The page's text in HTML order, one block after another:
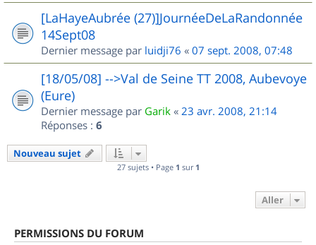
[LaHayeAubrée (27)]JournéeDeLaRandonnée
14Sept08
Dernier message par luidji76 « 07 sept. 2008, 07:48
[18/05/08] -->Val de Seine TT 2008, Aubevoye
(Eure)
Dernier message par Garik « 23 avr. 2008, 21:14
Réponses : 6
Nouveau sujet
27 sujets • Page 1 sur 1
Aller
PERMISSIONS DU FORUM